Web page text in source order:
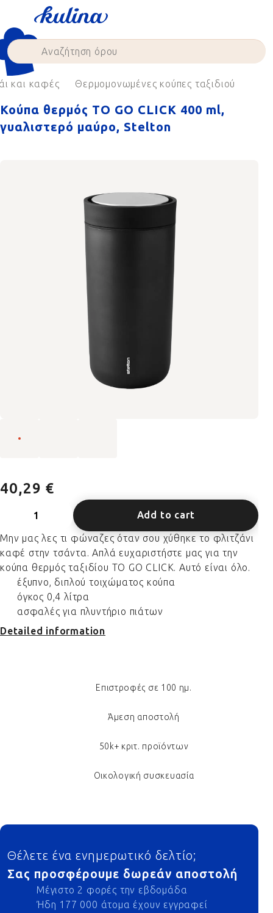
content
και καφές Θερμομονωμένες κούπες ταξιδιού
Κούπα θερμός TO GO CLICK 400 ml,
γυαλιστερό μαύρο, Stelton
40,29 €
Add to cart
Μην μας λες τι φώναζες όταν σου χύθηκε το φλιτζάνι
καφέ στην τσάντα. Απλά ευχαριστήστε μας για την
κούπα θερμός ταξιδίου TO GO CLICK. Αυτό είναι όλο.
έξυπνο, διπλού τοιχώματος κούπα
όγκος 0,4 λίτρα
ασφαλές για πλυντήριο πιάτων
Detailed information
Επιστροφές σε 100 ημ.
Άμεση αποστολή
50k+ κριτ. προϊόντων
Οικολογική συσκευασία
Footer
Θέλετε ένα ενημερωτικό δελτίο;
Σας προσφέρουμε δωρεάν αποστολή
Μέγιστο 2 φορές την εβδομάδα
Ήδη 177 000 άτομα έχουν εγγραφεί